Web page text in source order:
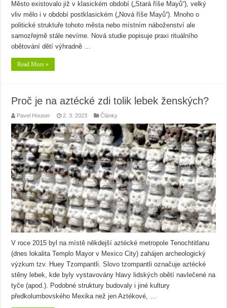
Město existovalo již v klasickém období („Stará říše Mayů“), velký
vliv mělo i v období postklasickém („Nová říše Mayů“). Mnoho o
politické struktuře tohoto města nebo místním náboženství ale
samozřejmě stále nevíme. Nová studie popisuje praxi rituálního
obětování dětí výhradně …
Read More »
Proč je na aztécké zdi tolik lebek ženských?
Pavel Houser 2. 3. 2023 Články
V roce 2015 byl na místě někdejší aztécké metropole Tenochtitlanu
(dnes lokalita Templo Mayor v Mexico City) zahájen archeologický
výzkum tzv. Huey Tzompantli. Slovo tzompantli označuje aztécké
stěny lebek, kde byly vystavovány hlavy lidských obětí navlečené na
tyče (apod.). Podobné struktury budovaly i jiné kultury
předkolumbovského Mexika než jen Aztékové, …